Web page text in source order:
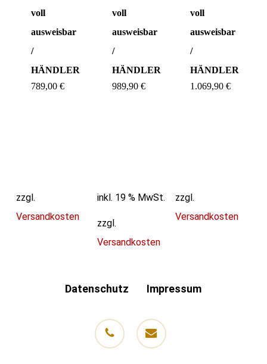
voll
ausweisbar
/
HÄNDLER
789,00 €
zzgl.
Versandkosten
voll
ausweisbar
/
HÄNDLER
989,90€
inkl. 19 % MwSt.
zzgl.
Versandkosten
voll
ausweisbar
/
HÄNDLER
1.069,90€
zzgl.
Versandkosten
Datenschutz Impressum
phone email